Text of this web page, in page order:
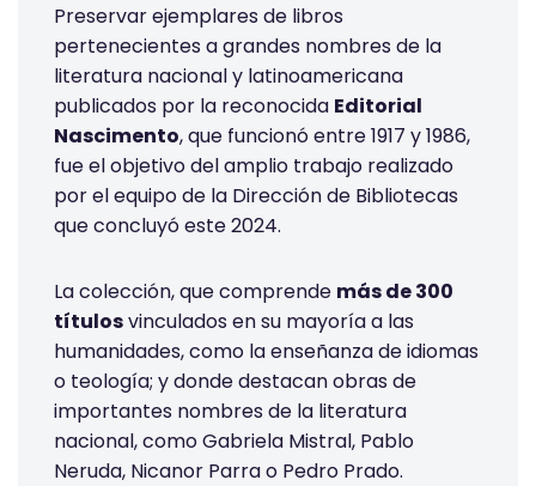
Preservar ejemplares de libros
pertenecientes a grandes nombres de la
literatura nacional y latinoamericana
publicados por la reconocida Editorial
Nascimento, que funcionó entre 1917 y 1986,
fue el objetivo del amplio trabajo realizado
por el equipo de la Dirección de Bibliotecas
que concluyó este 2024.
La colección, que comprende más de 300
títulosvinculados en su mayoría a las
humanidades, como la enseñanza de idiomas
o teología; y donde destacan obras de
importantes nombres de la literatura
nacional, como Gabriela Mistral, Pablo
Neruda, Nicanor Parra o Pedro Prado.